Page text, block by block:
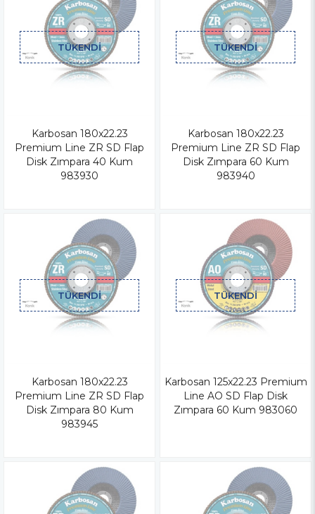
TÜKENDI
Karbosan 180x22.23
Premium Line ZR SD Flap
Disk Zımpara 40 Kum
983930
TÜKENDI
Karbosan 180x22.23
Premium Line ZR SD Flap
Disk Zımpara 60 Kum
983940
TÜKENDI
Karbosan 180x22.23
Premium Line ZR SD Flap
Disk Zımpara 80 Kum
983945
TÜKENDI
Karbosan 125x22.23 Premium
Line AO SD Flap Disk
Zımpara 60 Kum 983060